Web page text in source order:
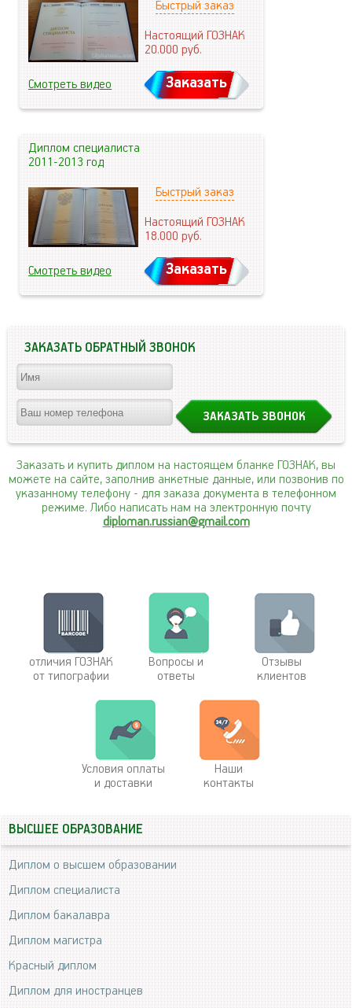
Быстрый заказ
Настоящий ГОЗНАК
20.000руб.
Смотреть видео Заказать
Диплом специалиста
2011-2013 год
Быстрый заказ
Настоящий ГОЗНАК
18.000руб.
Смотреть видео Заказать
ЗАКАЗАТЬ ОБРАТНЫЙ ЗВОНОК
Заказать и купить диплом на настоящем бланке ГОЗНАК, вы
можете на сайте, заполнив анкетные данные, или позвонив по
указанному телефону - для заказа документа в телефонном
режиме. Либо написать нам на электронную почту
diploman.russian@gmail.com
отличия ГОЗНАК
от типографии
Вопросы и
ответы
Отзывы
клиентов
Условия оплаты
и доставки
Наши
контакты
ВЫСШЕЕ ОБРАЗОВАНИЕ
Диплом о высшем образовании
Диплом специалиста
Диплом бакалавра
Диплом магистра
Красный диплом
Диплом для иностранцев